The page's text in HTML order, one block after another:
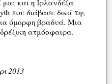
και η Ιρλανδέζα
που διάβασε δικά της
όμορφη βραδυά. Μια
ατμόσφαιρα.
2013